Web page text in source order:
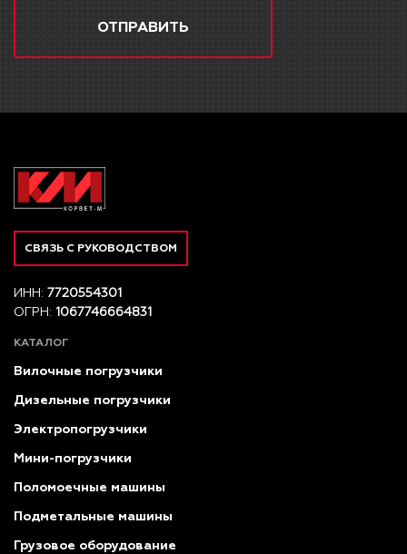
ОТПРАВИТЬ
СВЯЗЬ С РУКОВОДСТВОМ
ИНН: 7720554301
ОГРН: 1067746664831
КАТАЛОГ
Вилочные погрузчики
Дизельные погрузчики
Электропогрузчики
Мини-погрузчики
Поломоечные машины
Подметальные машины
Грузовое оборудование